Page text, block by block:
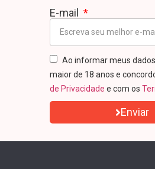
E-mail
Ao informar meus
maior de 18 anos e
de Privacidade e com os
Enviar